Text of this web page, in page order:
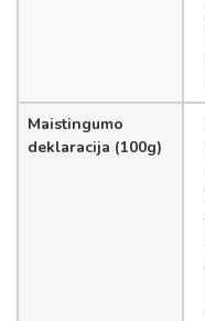
Maistingumo
deklaracija (100g)